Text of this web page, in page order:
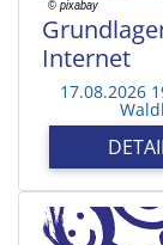
Internet
17.08.2026